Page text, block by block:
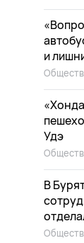
и
Удэ
В